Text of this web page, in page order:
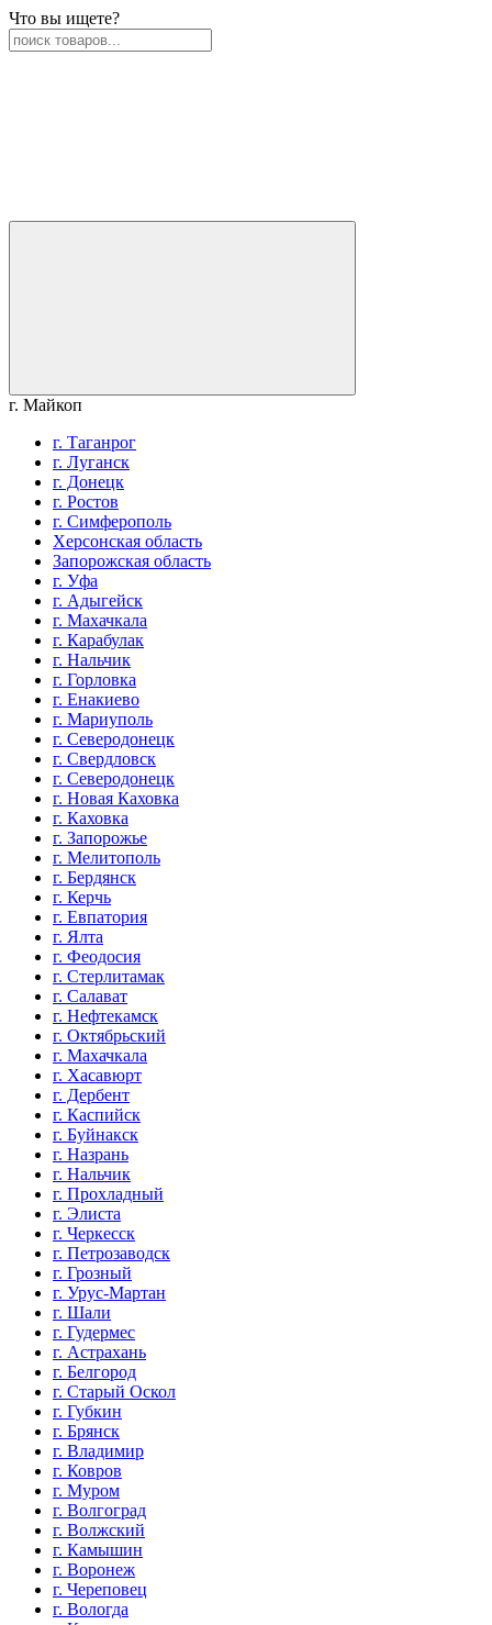
Что вы ищете?
г. Майкоп
г. Таганрог
г. Луганск
г. Донецк
г. Ростов
г. Симферополь
Херсонская область
Запорожская область
г. Уфа
г. Адыгейск
г. Махачкала
г. Карабулак
г. Нальчик
г. Горловка
г. Енакиево
г. Мариуполь
г. Северодонецк
г. Свердловск
г. Северодонецк
г. Новая Каховка
г. Каховка
г. Запорожье
г. Мелитополь
г. Бердянск
г. Керчь
г. Евпатория
г. Ялта
г. Феодосия
г. Стерлитамак
г. Салават
г. Нефтекамск
г. Октябрьский
г. Махачкала
г. Хасавюрт
г. Дербент
г. Каспийск
г. Буйнакск
г. Назрань
г. Нальчик
г. Прохладный
г. Элиста
г. Черкесск
г. Петрозаводск
г. Грозный
г. Урус-Мартан
г. Шали
г. Гудермес
г. Астрахань
г. Белгород
г. Старый Оскол
г. Губкин
г. Брянск
г. Владимир
г. Ковров
г. Муром
г. Волгоград
г. Волжский
г. Камышин
г. Воронеж
г. Череповец
г. Вологда